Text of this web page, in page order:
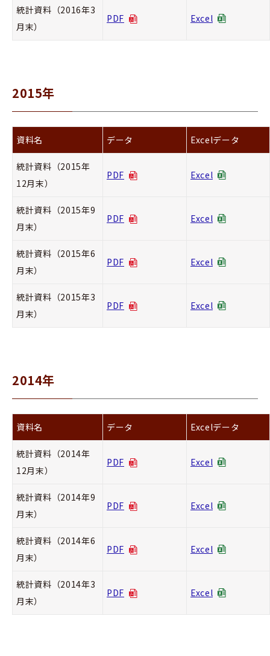
統計資料（2016年3
月末）
PDF Excel
2015年
資料名 データ Excelデータ
統計資料（2015年
12月末）
PDF Excel
統計資料（2015年9
月末）
PDF Excel
統計資料（2015年6
月末）
PDF Excel
統計資料（2015年3
月末）
PDF Excel
2014年
資料名 データ Excelデータ
統計資料（2014年
12月末）
PDF Excel
統計資料（2014年9
月末）
PDF Excel
統計資料（2014年6
月末）
PDF Excel
統計資料（2014年3
月末）
PDF Excel